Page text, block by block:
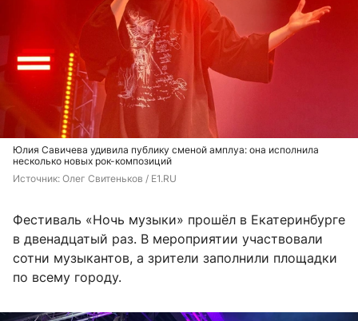
Юлия Савичева удивила публику сменой амплуа: она исполнила
несколько новых рок-композиций
Источник: Олег Свитеньков / E1.RU
Фестиваль «Ночь музыки» прошёл в Екатеринбурге
в двенадцатый раз. В мероприятии участвовали
сотни музыкантов, а зрители заполнили площадки
по всему городу.